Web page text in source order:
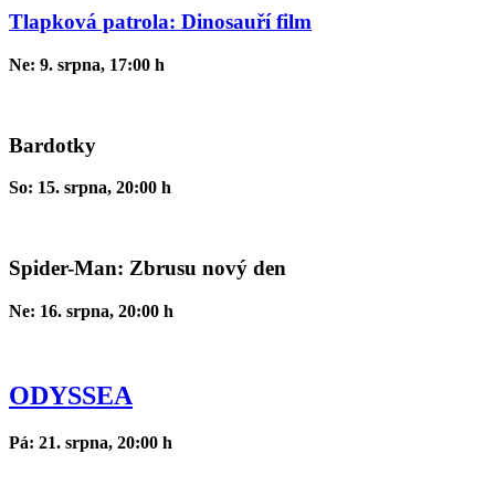
Tlapková patrola: Dinosauří film
Ne: 9. srpna, 17:00 h
Bardotky
So: 15. srpna, 20:00 h
Spider-Man: Zbrusu nový den
Ne: 16. srpna, 20:00 h
ODYSSEA
Pá: 21. srpna, 20:00 h